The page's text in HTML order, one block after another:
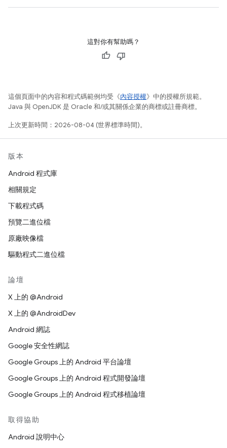
這對你有幫助嗎？
這個頁面中的內容和程式碼範例均受《內容授權》中的授權所規範。
Java 與 OpenJDK 是 Oracle 和/或其關係企業的商標或註冊商標。
上次更新時間：2026-08-04 (世界標準時間)。
版本
Android 程式庫
相關規定
下載程式碼
預覽二進位檔
原廠映像檔
驅動程式二進位檔
論壇
X 上的 @Android
X 上的 @AndroidDev
Android 網誌
Google 安全性網誌
Google Groups 上的 Android 平台論壇
Google Groups 上的 Android 程式開發論壇
Google Groups 上的 Android 程式移植論壇
取得協助
Android 說明中心